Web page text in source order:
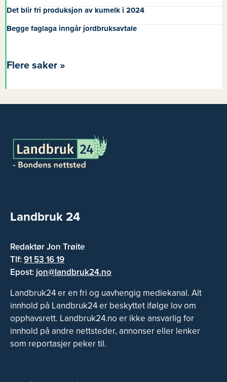
Det blir fri produksjon av kumelk i 2024
Begge faglaga inngår jordbruksavtale
Flere saker »
Landbruk 24
Redaktør Jon Trøite
Tlf:91 53 16 19
Epost: jon@landbruk24.no
Landbruk24 er en fri og uavhengig mediekanal. Alt
innhold på Landbruk24 er beskyttet ifølge lov om
opphavsrett. Landbruk24.no er ikke ansvarlig for
innhold på andre nettsteder, annonser eller lenker
som reportasjer peker til.